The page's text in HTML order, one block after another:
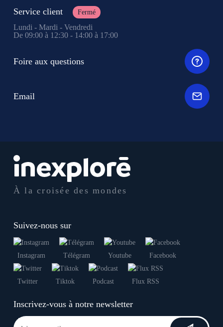
À la croisée des mondes
Suivez-nous sur
Instagram Télégram Youtube Facebook
Twitter Tiktok Podcast Flux RSS
Inscrivez-vous à notre newsletter
Service client Fermé
Lundi - Mardi - Vendredi
De 09:00 à 12:30 - 14:00 à 17:00
Foire aux questions
Email